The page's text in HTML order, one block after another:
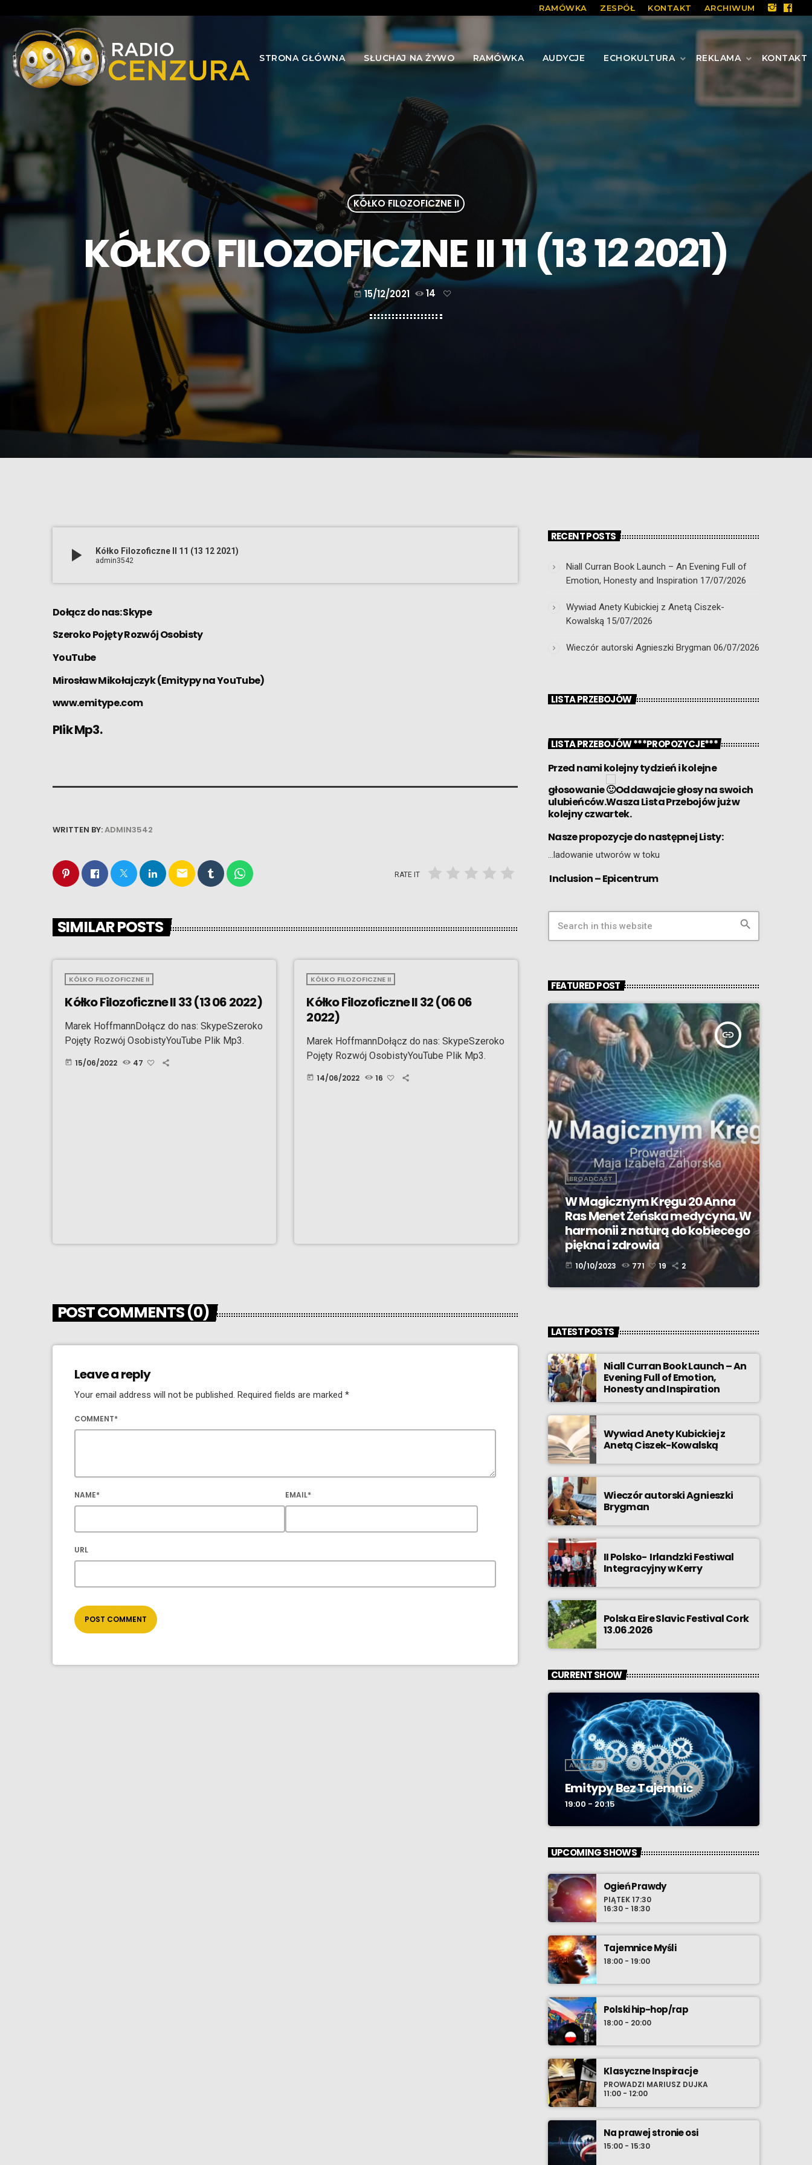
RAMÓWKA ZESPÓŁ KONTAKT ARCHIWUM
STRONA GŁÓWNA SŁUCHAJ NA ŻYWO RAMÓWKA AUDYCJE ECHOKULTURA REKLAMA KONTAKT
KÓŁKO FILOZOFICZNE II
KÓŁKO FILOZOFICZNE II 11 (13 12 2021)
today 15/12/2021 14
play_arrow Kółko Filozoficzne II 11 (13 12 2021)
admin3542
Dołącz do nas:Skype
Szeroko Pojęty Rozwój Osobisty
YouTube
Mirosław Mikołajczyk(Emitypy na YouTube)
www.emitype.com
Plik Mp3.
WRITTEN BY:ADMIN3542
email RATE IT
SIMILAR POSTS
KÓŁKO FILOZOFICZNE II
Kółko Filozoficzne II 33 (13 06 2022)
Marek HoffmannDołącz do nas: SkypeSzeroko
Pojęty Rozwój OsobistyYouTube Plik Mp3.
today 15/06/2022 47
KÓŁKO FILOZOFICZNE II
Kółko Filozoficzne II 32 (06 06
2022)
Marek HoffmannDołącz do nas: SkypeSzeroko
Pojęty Rozwój OsobistyYouTube Plik Mp3.
today 14/06/2022 16
POST COMMENTS (0)
Leave a reply
Your email address will not be published. Required fields are marked *
COMMENT*
NAME* EMAIL*
URL
RECENT POSTS
Niall Curran Book Launch – An Evening Full of
Emotion, Honesty and Inspiration 17/07/2026
Wywiad Anety Kubickiej z Anetą Ciszek-
Kowalską 15/07/2026
Wieczór autorski Agnieszki Brygman 06/07/2026
LISTA PRZEBOJÓW
LISTA PRZEBOJÓW ***PROPOZYCJE***
Przed nami kolejny tydzień i kolejne
głosowanie
Oddawajcie głosy na swoich
ulubieńców.Wasza Lista Przebojów już w
kolejny czwartek.
Nasze propozycje do następnej Listy:
…ladowanie utworów w toku
Inclusion – Epicentrum
search
FEATURED POST
insert_link
BROADCAST
W Magicznym Kręgu 20 Anna
Ras Menet Żeńska medycyna. W
harmonii z naturą do kobiecego
piękna i zdrowia
today 10/10/2023 771 19 2
LATEST POSTS
Niall Curran Book Launch – An
Evening Full of Emotion,
Honesty and Inspiration
Wywiad Anety Kubickiej z
Anetą Ciszek-Kowalską
Wieczór autorski Agnieszki
Brygman
II Polsko- Irlandzki Festiwal
Integracyjny w Kerry
Polska Eire Slavic Festival Cork
13.06.2026
CURRENT SHOW
AUDYCJA
Emitypy Bez Tajemnic
19:00 - 20:15
UPCOMING SHOWS
Ogień Prawdy
PIĄTEK 17:30
16:30 - 18:30
Tajemnice Myśli
18:00 - 19:00
Polski hip-hop/rap
18:00 - 20:00
Klasyczne Inspiracje
PROWADZI MARIUSZ DUJKA
11:00 - 12:00
Na prawej stronie osi
15:00 - 15:30